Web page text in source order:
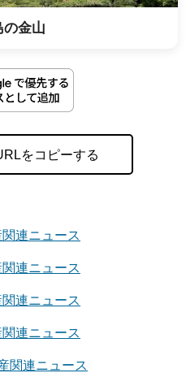
の金山
をコピーする
連ニュース
連ニュース
連ニュース
連ニュース
関連ニュース